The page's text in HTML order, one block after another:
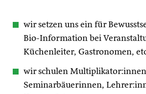
wir setzen uns ein für
Bio-Information bei
Küchenleiter, Gastronomen,
wir schulen
Seminarbäuerinnen,